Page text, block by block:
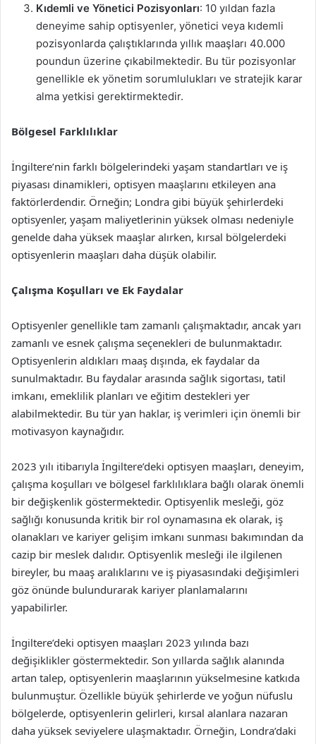
Kıdemli ve Yönetici Pozisyonları: 10 yıldan fazla
deneyime sahip optisyenler, yönetici veya kıdemli
pozisyonlarda çalıştıklarında yıllık maaşları 40.000
poundun üzerine çıkabilmektedir. Bu tür pozisyonlar
genellikle ek yönetim sorumlulukları ve stratejik karar
alma yetkisi gerektirmektedir.
Bölgesel Farklılıklar
İngiltere’nin farklı bölgelerindeki yaşam standartları ve iş
piyasası dinamikleri, optisyen maaşlarını etkileyen ana
faktörlerdendir. Örneğin; Londra gibi büyük şehirlerdeki
optisyenler, yaşam maliyetlerinin yüksek olması nedeniyle
genelde daha yüksek maaşlar alırken, kırsal bölgelerdeki
optisyenlerin maaşları daha düşük olabilir.
Çalışma Koşulları ve Ek Faydalar
Optisyenler genellikle tam zamanlı çalışmaktadır, ancak yarı
zamanlı ve esnek çalışma seçenekleri de bulunmaktadır.
Optisyenlerin aldıkları maaş dışında, ek faydalar da
sunulmaktadır. Bu faydalar arasında sağlık sigortası, tatil
imkanı, emeklilik planları ve eğitim destekleri yer
alabilmektedir. Bu tür yan haklar, iş verimleri için önemli bir
motivasyon kaynağıdır.
2023 yılı itibarıyla İngiltere’deki optisyen maaşları, deneyim,
çalışma koşulları ve bölgesel farklılıklara bağlı olarak önemli
bir değişkenlik göstermektedir. Optisyenlik mesleği, göz
sağlığı konusunda kritik bir rol oynamasına ek olarak, iş
olanakları ve kariyer gelişim imkanı sunması bakımından da
cazip bir meslek dalıdır. Optisyenlik mesleği ile ilgilenen
bireyler, bu maaş aralıklarını ve iş piyasasındaki değişimleri
göz önünde bulundurarak kariyer planlamalarını
yapabilirler.
İngiltere’deki optisyen maaşları 2023 yılında bazı
değişiklikler göstermektedir. Son yıllarda sağlık alanında
artan talep, optisyenlerin maaşlarının yükselmesine katkıda
bulunmuştur. Özellikle büyük şehirlerde ve yoğun nüfuslu
bölgelerde, optisyenlerin gelirleri, kırsal alanlara nazaran
daha yüksek seviyelere ulaşmaktadır. Örneğin, Londra’daki